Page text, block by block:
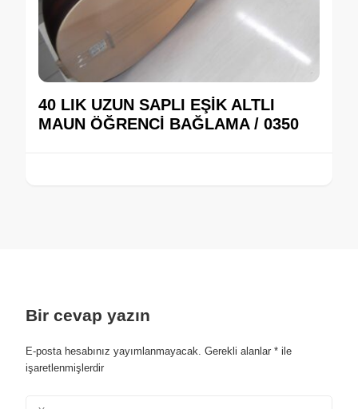
40 LIK UZUN SAPLI EŞİK ALTLI
MAUN ÖĞRENCİ BAĞLAMA / 0350
Bir cevap yazın
E-posta hesabınız yayımlanmayacak. Gerekli alanlar * ile
işaretlenmişlerdir